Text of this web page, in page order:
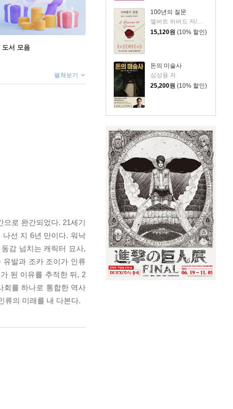
100년의 질문
엘버트 허버드 저/충희 편
15,120원 (10% 할인)
돈의 미술사
심상용 저
25,200원 (10% 할인)
도서 모음
펼쳐보기
으로 완간되었다. 21세기
선 지 6년 만이다. 워낙
감 넘치는 캐릭터 묘사,
발과 조카 조이가 인류
된 이유를 추적한 뒤, 2
회를 하나로 통합한 역사
류의 미래를 내 다본다.